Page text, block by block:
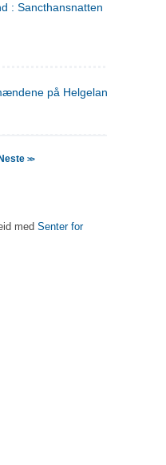
: Sancthansnatten ; Fru Inger
på Helgeland
Neste>>
med Senter for